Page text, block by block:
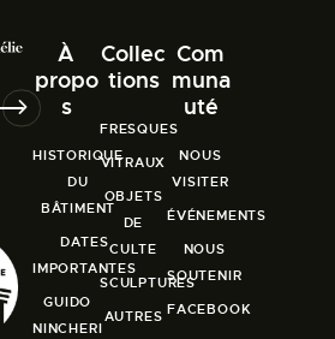
À
propo
s
HISTORIQUE
DU
BÂTIMENT
DATES
IMPORTANTES
GUIDO
NINCHERI
Collec
tions
FRESQUES
VITRAUX
OBJETS
DE
CULTE
SCULPTURES
AUTRES
Com
muna
uté
NOUS
VISITER
ÉVÉNEMENTS
NOUS
SOUTENIR
FACEBOOK